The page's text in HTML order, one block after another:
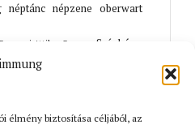
élmény biztosítása céljából, az
néptánc népzene oberwart
Somogyi Attila Svung Színház
UMIZ